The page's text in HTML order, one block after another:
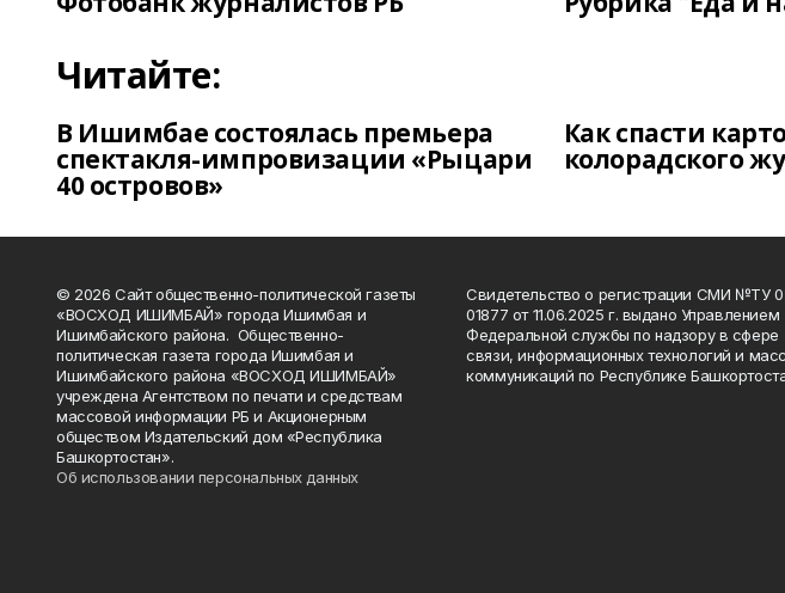
Читайте:
В Ишимбае состоялась премьера
спектакля-импровизации «Рыцари
40 островов»
Как спасти
колорадского
© 2026 Сайт общественно-политической газеты
«ВОСХОД ИШИМБАЙ» города Ишимбая и
Ишимбайского района. Общественно-
политическая газета города Ишимбая и
Ишимбайского района «ВОСХОД ИШИМБАЙ»
учреждена Агентством по печати и средствам
массовой информации РБ и Акционерным
обществом Издательский дом «Республика
Башкортостан».
Об использовании персональных данных
Свидетельство о регистрации СМИ №ТУ
01877 от 11.06.2025 г. выдано Управлением
Федеральной службы по надзору в сфере
связи, информационных технологий и
коммуникаций по Республике